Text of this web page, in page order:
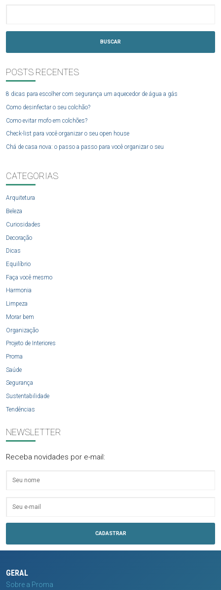
BUSCAR
POSTS RECENTES
8 dicas para escolher com segurança um aquecedor de água a gás
Como desinfectar o seu colchão?
Como evitar mofo em colchões?
Check-list para você organizar o seu open house
Chá de casa nova: o passo a passo para você organizar o seu
CATEGORIAS
Arquitetura
Beleza
Curiosidades
Decoração
Dicas
Equilíbrio
Faça você mesmo
Harmonia
Limpeza
Morar bem
Organização
Projeto de Interiores
Proma
Saúde
Segurança
Sustentabilidade
Tendências
NEWSLETTER
Receba novidades por e-mail:
GERAL
Sobre a Proma